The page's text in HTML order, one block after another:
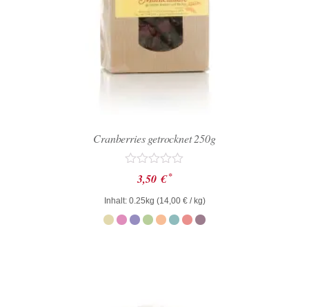
Cranberries getrocknet 250g
Bewertet
mit
0
von
5
3,50 € *
Inhalt: 0.25kg (14,00 €/ kg)